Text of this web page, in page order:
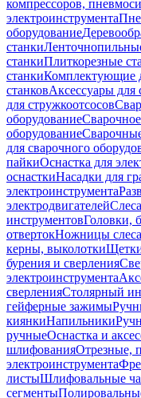
компрессоров,
электроинструмента
оборудование
станки
станкиПлиткорезные
станкиКомплектующие
станковАксессуары для
для стружкоотсосов
оборудование
оборудование
для сварочного
пайкиОснастка для
оснасткиНасадки для
электроинструмента
электродвигателей
инструментовГоловки,
отвертокНожницы
керны, выколотки
бурения и сверления
электроинструмента
сверленияСтолярный
гейферные зажимы
киянкиНапильники
ручныеОснастка и
шлифованияОтрезные,
электроинструмента
листыШлифовальные
сегменты